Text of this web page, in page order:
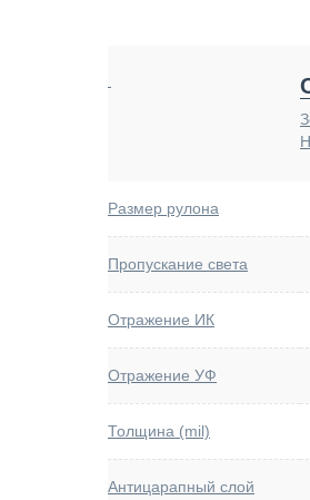
Размер рулона
Пропускание света
Отражение ИК
Отражение УФ
Толщина (mil)
Антицарапный слой